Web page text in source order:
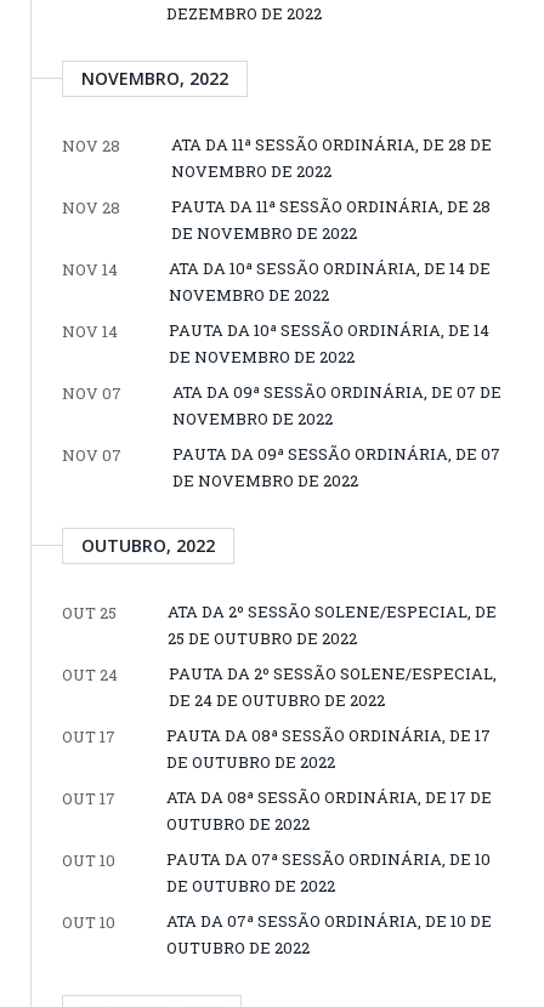
DEZEMBRO DE 2022
NOVEMBRO, 2022
NOV 28
ATA DA 11ª SESSÃO ORDINÁRIA, DE 28 DE
NOVEMBRO DE 2022
NOV 28
PAUTA DA 11ª SESSÃO ORDINÁRIA, DE 28
DE NOVEMBRO DE 2022
NOV 14
ATA DA 10ª SESSÃO ORDINÁRIA, DE 14 DE
NOVEMBRO DE 2022
NOV 14
PAUTA DA 10ª SESSÃO ORDINÁRIA, DE 14
DE NOVEMBRO DE 2022
NOV 07
ATA DA 09ª SESSÃO ORDINÁRIA, DE 07 DE
NOVEMBRO DE 2022
NOV 07
PAUTA DA 09ª SESSÃO ORDINÁRIA, DE 07
DE NOVEMBRO DE 2022
OUTUBRO, 2022
OUT 25
ATA DA 2º SESSÃO SOLENE/ESPECIAL, DE
25 DE OUTUBRO DE 2022
OUT 24
PAUTA DA 2º SESSÃO SOLENE/ESPECIAL,
DE 24 DE OUTUBRO DE 2022
OUT 17
PAUTA DA 08ª SESSÃO ORDINÁRIA, DE 17
DE OUTUBRO DE 2022
OUT 17
ATA DA 08ª SESSÃO ORDINÁRIA, DE 17 DE
OUTUBRO DE 2022
OUT 10
PAUTA DA 07ª SESSÃO ORDINÁRIA, DE 10
DE OUTUBRO DE 2022
OUT 10
ATA DA 07ª SESSÃO ORDINÁRIA, DE 10 DE
OUTUBRO DE 2022